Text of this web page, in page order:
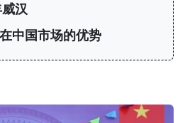
汉
中国市场的优势